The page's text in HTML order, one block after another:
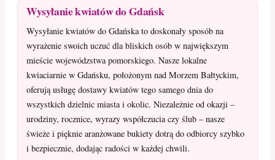
Wysyłanie kwiatów do Gdańsk
Wysyłanie kwiatów do Gdańska to doskonały sposób na
wyrażenie swoich uczuć dla bliskich osób w największym
mieście wojewódzstwa pomorskiego. Nasze lokalne
kwiaciarnie w Gdańsku, położonym nad Morzem Bałtyckim,
oferują usługę dostawy kwiatów tego samego dnia do
wszystkich dzielnic miasta i okolic. Niezależnie od okazji –
urodziny, rocznice, wyrazy współczucia czy ślub – nasze
świeże i pięknie aranżowane bukiety dotrą do odbiorcy szybko
i bezpiecznie, dodając radości w każdej chwili.